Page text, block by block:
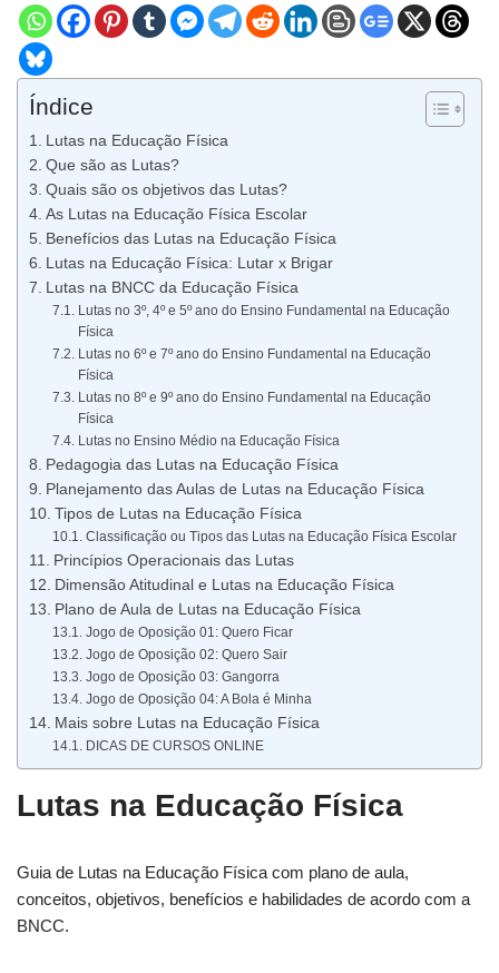
Índice
Lutas na Educação Física
Que são as Lutas?
Quais são os objetivos das Lutas?
As Lutas na Educação Física Escolar
Benefícios das Lutas na Educação Física
Lutas na Educação Física: Lutar x Brigar
Lutas na BNCC da Educação Física
Lutas no 3º, 4º e 5º ano do Ensino Fundamental na Educação
Física
Lutas no 6º e 7º ano do Ensino Fundamental na Educação
Física
Lutas no 8º e 9º ano do Ensino Fundamental na Educação
Física
Lutas no Ensino Médio na Educação Física
Pedagogia das Lutas na Educação Física
Planejamento das Aulas de Lutas na Educação Física
Tipos de Lutas na Educação Física
Classificação ou Tipos das Lutas na Educação Física Escolar
Princípios Operacionais das Lutas
Dimensão Atitudinal e Lutas na Educação Física
Plano de Aula de Lutas na Educação Física
Jogo de Oposição 01: Quero Ficar
Jogo de Oposição 02: Quero Sair
Jogo de Oposição 03: Gangorra
Jogo de Oposição 04: A Bola é Minha
Mais sobre Lutas na Educação Física
DICAS DE CURSOS ONLINE
Lutas na Educação Física
Guia de Lutas na Educação Física com plano de aula,
conceitos, objetivos, benefícios e habilidades de acordo com a
BNCC.